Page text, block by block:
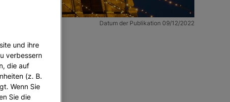
Datum der Publikation 09/12/2022
und ihre
verbessern
die auf
(z. B.
Wenn Sie
Sie die